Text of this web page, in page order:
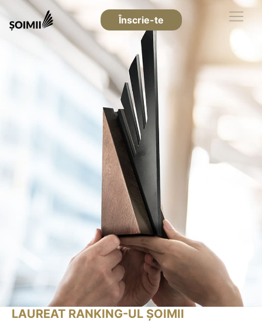
Înscrie-te
LAUREAT RANKING-UL ȘOIMII